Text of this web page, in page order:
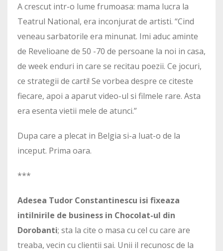
A crescut intr-o lume frumoasa: mama lucra la
Teatrul National, era inconjurat de artisti. “Cind
veneau sarbatorile era minunat. Imi aduc aminte
de Revelioane de 50 -70 de persoane la noi in casa,
de week enduri in care se recitau poezii. Ce jocuri,
ce strategii de carti! Se vorbea despre ce citeste
fiecare, apoi a aparut video-ul si filmele rare. Asta
era esenta vietii mele de atunci.”
Dupa care a plecat in Belgia si-a luat-o de la
inceput. Prima oara.
***
Adesea Tudor Constantinescu isi fixeaza
intilnirile de business in Chocolat-ul din
Dorobanti; sta la cite o masa cu cel cu care are
treaba, vecin cu clientii sai. Unii il recunosc de la